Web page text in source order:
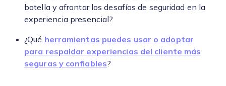
botella y afrontar los desafíos de seguridad en la
experiencia presencial?
¿Qué herramientas puedes usar o adoptar
para respaldar experiencias del cliente más
seguras y confiables?